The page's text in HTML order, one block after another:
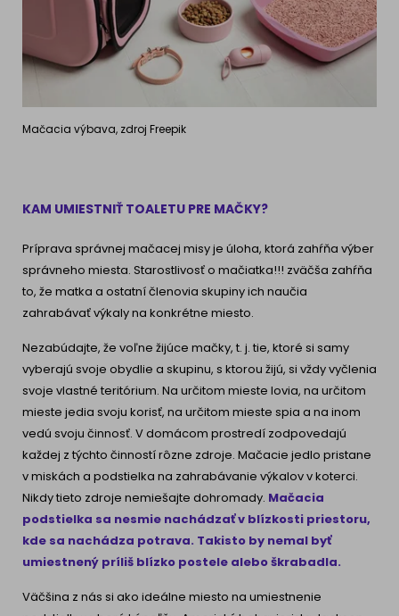
Mačacia výbava, zdroj Freepik
KAM UMIESTNIŤ TOALETU PRE MAČKY?
Príprava správnej mačacej misy je úloha, ktorá zahŕňa výber
správneho miesta. Starostlivosť o mačiatka!!! zväčša zahŕňa
to, že matka a ostatní členovia skupiny ich naučia
zahrabávať výkaly na konkrétne miesto.
Nezabúdajte, že voľne žijúce mačky, t. j. tie, ktoré si samy
vyberajú svoje obydlie a skupinu, s ktorou žijú, si vždy vyčlenia
svoje vlastné teritórium. Na určitom mieste lovia, na určitom
mieste jedia svoju korisť, na určitom mieste spia a na inom
vedú svoju činnosť. V domácom prostredí zodpovedajú
každej z týchto činností rôzne zdroje. Mačacie jedlo pristane
v miskách a podstielka na zahrabávanie výkalov v koterci.
Nikdy tieto zdroje nemiešajte dohromady. Mačacia
podstielka sa nesmie nachádzať v blízkosti priestoru,
kde sa nachádza potrava. Takisto by nemal byť
umiestnený príliš blízko postele alebo škrabadla.
Väčšina z nás si ako ideálne miesto na umiestnenie